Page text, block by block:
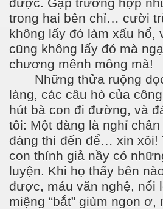
được. Gặp trường hợp
trong hai bên chỉ… cười
không lấy đó làm xấu hổ,
cũng không lấy đó mà
chương mênh mông mà!
Những thửa ruộng
làng, các câu hò của
hút bà con đi đường, và
tôi: Một đàng là nghỉ
đàng thì đến để… xin xôi!
con thính giả nầy có
luyện. Khi họ thấy bên
được, máu văn nghệ,
miệng “bắt” giùm ngon ơ,